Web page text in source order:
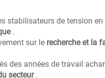
stabilisateurs de tension
.
sur le recherche et la
des années de travail
secteur .